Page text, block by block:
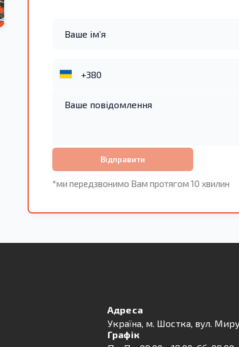
Відправити
*ми передзвонимо Вам протягом 10 хвилин
Адреса
Українa, м. Шостка, вул.
Графік